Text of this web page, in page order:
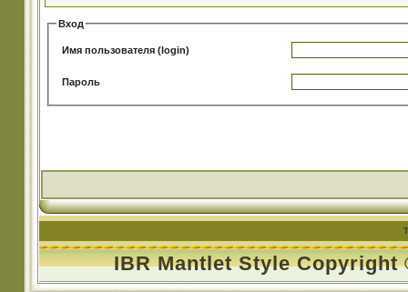
Вход
Имя пользователя (login)
Пароль
IBR Mantlet Style Copyright